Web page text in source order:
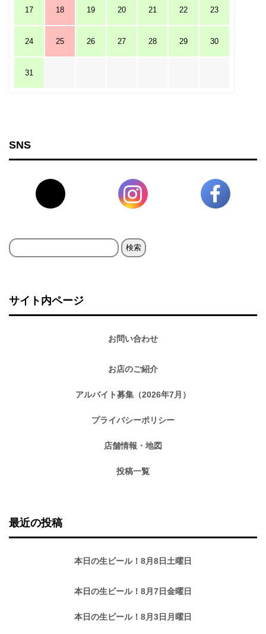
17 18 19 20 21 22 23
24 25 26 27 28 29 30
31
SNS
検
サイト内ページ
お問い合わせ
お店のご紹介
アルバイト募集（2026年7月）
プライバシーポリシー
店舗情報・地図
投稿一覧
最近の投稿
本日の生ビール！8月8日土曜日
本日の生ビール！8月7日金曜日
本日の生ビール！8月3日月曜日